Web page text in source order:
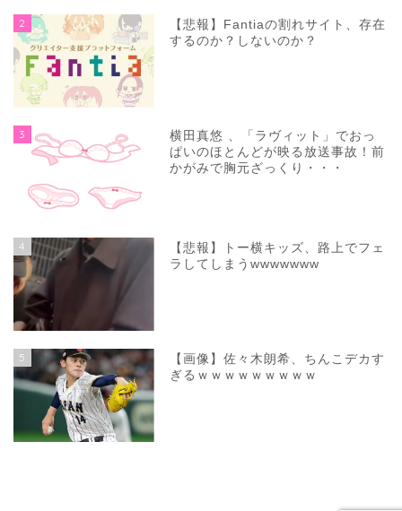
2
【悲報】Fantiaの割れサイト、存在
するのか？しないのか？
3
横田真悠 、「ラヴィット」でおっ
ぱいのほとんどが映る放送事故！前
かがみで胸元ざっくり・・・
4
【悲報】トー横キッズ、路上でフェ
ラしてしまうwwwwwww
5
【画像】佐々木朗希、ちんこデカす
ぎるｗｗｗｗｗｗｗｗｗ